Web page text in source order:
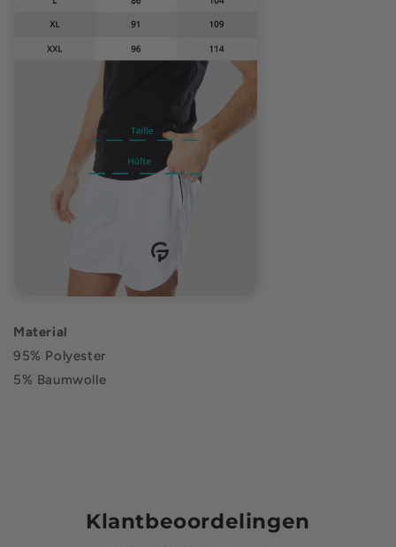
Material
95% Polyester
5% Baumwolle
Klantbeoordelingen